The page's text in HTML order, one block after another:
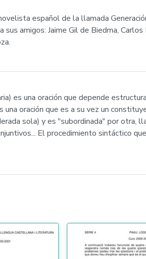
español de la llamada
amigos: Jaime Gil de Biedma,
es una oración que depende
una oración que es a su vez un
sola) y es "subordinada" por otra,
El procedimiento sintáctico